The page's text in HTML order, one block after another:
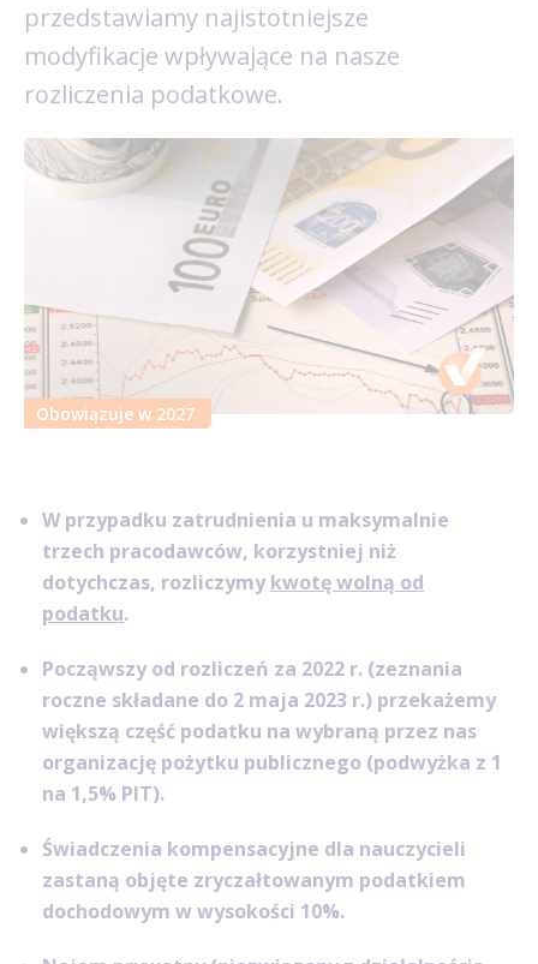
przedstawiamy najistotniejsze
modyfikacje wpływające na nasze
rozliczenia podatkowe.
Obowiązuje w 2027
W przypadku zatrudnienia u maksymalnie
trzech pracodawców, korzystniej niż
dotychczas, rozliczymykwotę wolną od
podatku.
Począwszy od rozliczeń za 2022 r. (zeznania
roczne składane do 2 maja 2023 r.) przekażemy
większą część podatku na wybraną przez nas
organizację pożytku publicznego (podwyżka z 1
na 1,5% PIT).
Świadczenia kompensacyjne dla nauczycieli
zastaną objęte zryczałtowanym podatkiem
dochodowym w wysokości 10%.